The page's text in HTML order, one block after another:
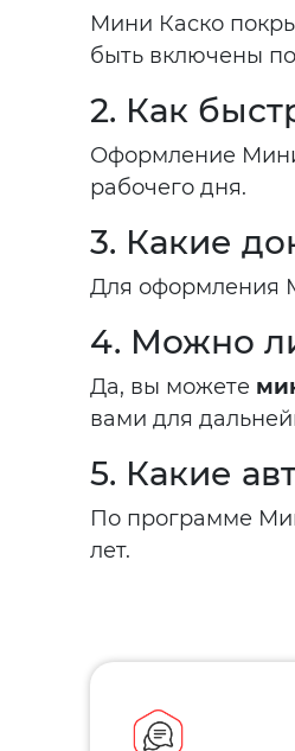
Мини Каско
быть включены
2. Как
Оформление
рабочего дня.
3. Какие
Для оформления
4. Можно
Да, вы можете
вами для
5. Какие
По программе
лет.